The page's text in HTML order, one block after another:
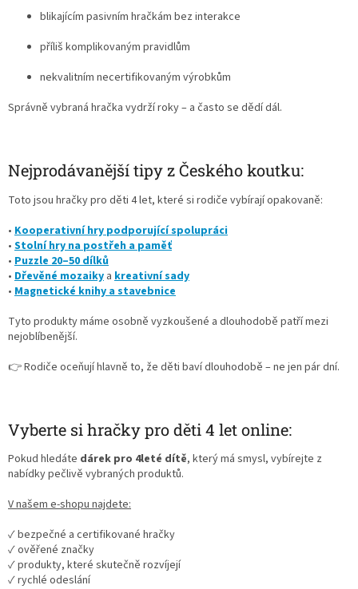
blikajícím pasivním hračkám bez interakce
příliš komplikovaným pravidlům
nekvalitním necertifikovaným výrobkům
Správně vybraná hračka vydrží roky – a často se dědí dál.
Nejprodávanější tipy z Českého koutku:
Toto jsou hračky pro děti 4 let, které si rodiče vybírají opakovaně:
• Kooperativní hry podporující spolupráci
• Stolní hry na postřeh a paměť
• Puzzle 20–50 dílků
• Dřevěné mozaiky a kreativní sady
• Magnetické knihy a stavebnice
Tyto produkty máme osobně vyzkoušené a dlouhodobě patří mezi
nejoblíbenější.
👉 Rodiče oceňují hlavně to, že děti baví dlouhodobě – ne jen pár dní.
Vyberte si hračky pro děti 4 let online:
Pokud hledáte dárek pro 4leté dítě, který má smysl, vybírejte z
nabídky pečlivě vybraných produktů.
V našem e-shopu najdete:
✓ bezpečné a certifikované hračky
✓ ověřené značky
✓ produkty, které skutečně rozvíjejí
✓ rychlé odeslání